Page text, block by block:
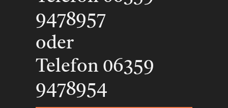
9478957
oder
Telefon 06359
9478954